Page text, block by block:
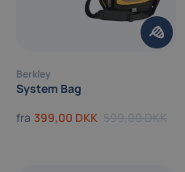
Berkley
System Bag
fra 399,00 DKK 599,00 DKK